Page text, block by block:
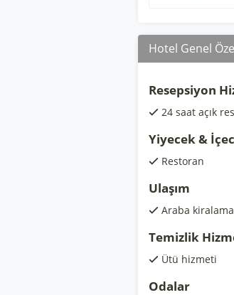
Hotel Genel
Resepsiyon
24 saat açık
Yiyecek &
Restoran
Ulaşım
Araba kiralama
Temizlik
Ütü hizmeti
Odalar